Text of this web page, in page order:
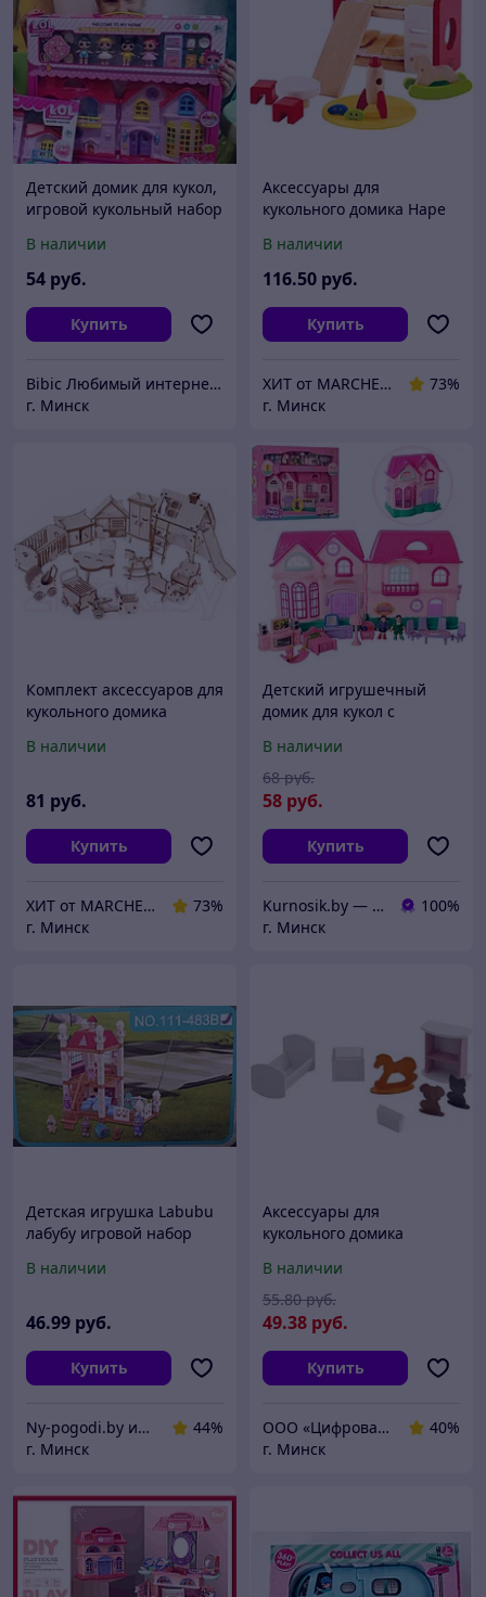
Детский домик для кукол,
игровой кукольный набор
игрушечный дом куклы
ЛОЛ из 2 частей
В наличии
54 руб.
Купить
Bibic Любимый интернет-магазин
г. Минск
Аксессуары для
кукольного домика Hape
HP
В наличии
116.50 руб.
Купить
ХИТ от MARCHENKO
73%
г. Минск
Комплект аксессуаров для
кукольного домика
комната / 01-68
В наличии
81 руб.
Купить
ХИТ от MARCHENKO
73%
г. Минск
Детский игрушечный
домик для кукол с
В наличии
58 руб.
68 руб.
Купить
Kurnosik.by — интернет-магазин товаров для детей и всей семьи
100%
г. Минск
Детская игрушка Labubu
лабубу игровой набор
483B
В наличии
46.99 руб.
Купить
Ny-pogodi.by интернет магазин "Ну, погоди бай"
44%
г. Минск
Аксессуары для
кукольного домика
для Барби PDA417-02
В наличии
49.38 руб.
55.80 руб.
Купить
ООО «Цифровая сфера»
40%
г. Минск